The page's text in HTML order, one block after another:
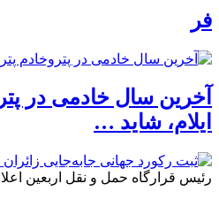
فر
آخرین سال خادمی در
ایلام، شاید …
رئیس قرارگاه حمل و نقل اربعین